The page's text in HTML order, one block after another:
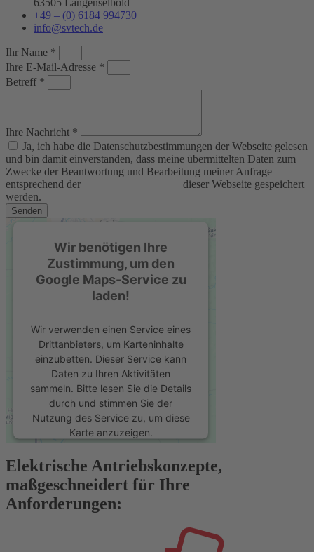
+49 – (0) 6184 994730
info@svtech.de
Ihr Name *
Ihre E-Mail-Adresse *
Betreff *
Ihre Nachricht *
Ja, ich habe die Datenschutzbestimmungen der Webseite gelesen
und bin damit einverstanden, dass meine übermittelten Daten zum
Zwecke der Beantwortung und Bearbeitung meiner Anfrage
entsprechend der
dieser Webseite gespeichert
werden.
Senden
Wir benötigen Ihre
Zustimmung, um den
Google Maps-Service zu
laden!
Wir verwenden einen Service eines
Drittanbieters, um Karteninhalte
einzubetten. Dieser Service kann
Daten zu Ihren Aktivitäten
sammeln. Bitte lesen Sie die Details
durch und stimmen Sie der
Nutzung des Service zu, um diese
Karte anzuzeigen.
Mehr Informationen
Akzeptieren
Usercentrics Consent
eRecht24
Elektrische Antriebskonzepte,
maßgeschneidert für Ihre
Anforderungen: